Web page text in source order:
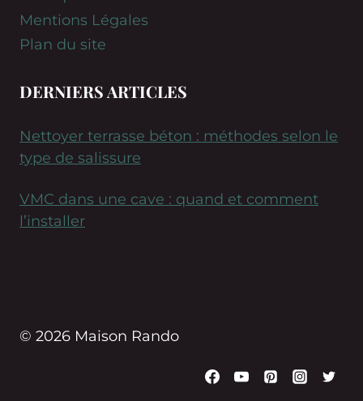
Mentions Légales
Plan du site
DERNIERS ARTICLES
Nettoyer terrasse béton : méthodes selon le
type de salissure
VMC dans une cave : quand et comment
l’installer
© 2026 Maison Rando